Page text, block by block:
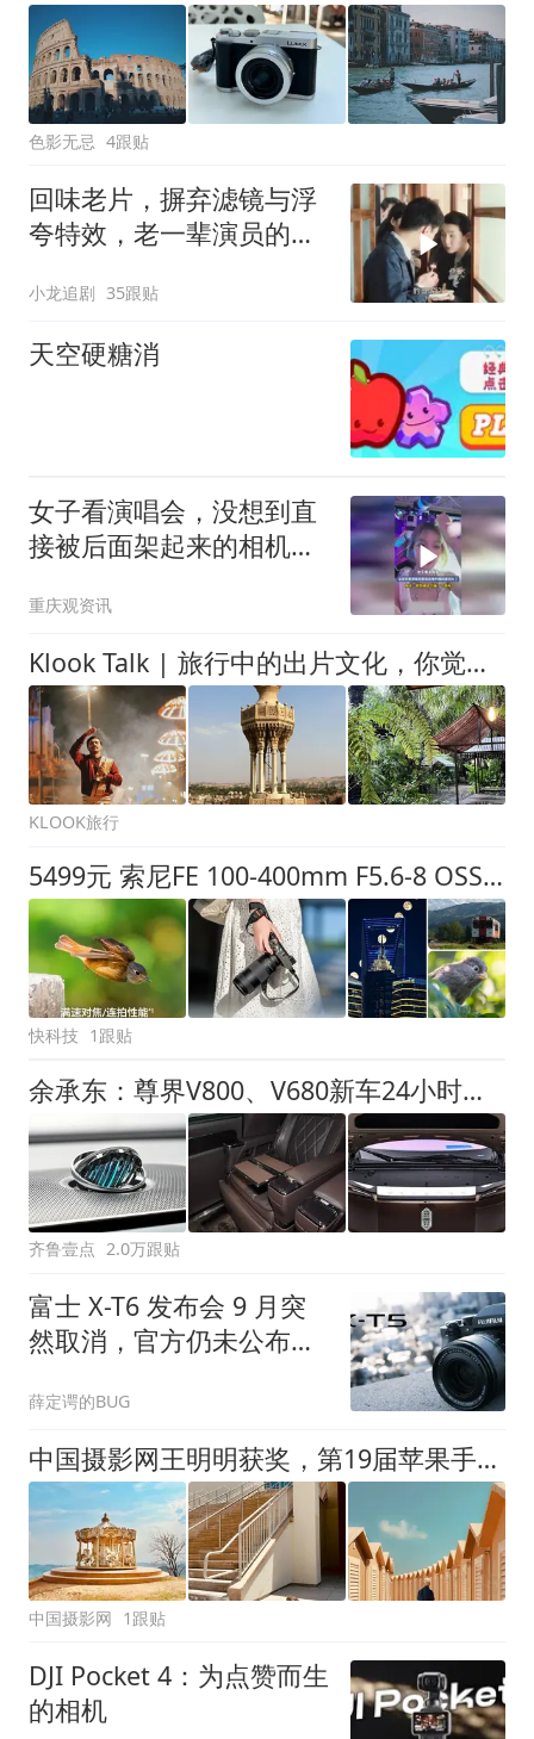
色影无忌 4跟贴
回味老片，摒弃滤镜与浮
夸特效，老一辈演员的表
小龙追剧 35跟贴
天空硬糖消
女子看演唱会，没想到直
接被后面架起来的相机砸
个砸一下很疼
重庆观资讯
Klook Talk | 旅行中的出片文化，你觉得是记录还是干扰？
KLOOK旅行
5499元 索尼FE 100-400mm F5.6-8 OSS镜头发布：平民也能打鸟
快科技 1跟贴
余承东：尊界V800、V680新车24小时大定突破3500台
齐鲁壹点 2.0万跟贴
富士 X-T6 发布会 9 月突
然取消，官方仍未公布新
薛定谔的BUG
中国摄影网王明明获奖，第19届苹果手机摄影大赛（其他组）获奖作品公布
中国摄影网 1跟贴
DJI Pocket 4：为点赞而生
的相机